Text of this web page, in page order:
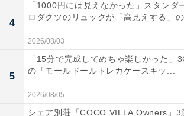
があります。
All
部
全国の人気ホテルから今泊まりたい宿を厳選し
される売れ筋ランキングや、見逃せないセール・
など、お得に旅を楽しむための秘けつが満載で
4
「1000円には見えなかった」スタンダ
ロダクツのリュックが「高見えする」の
2026/08/03
5
「15分で完成してめちゃ楽しかった」
の「モールドールトレカケースキッ...
2026/08/05
シェア別荘「COCO VILLA Owners」3